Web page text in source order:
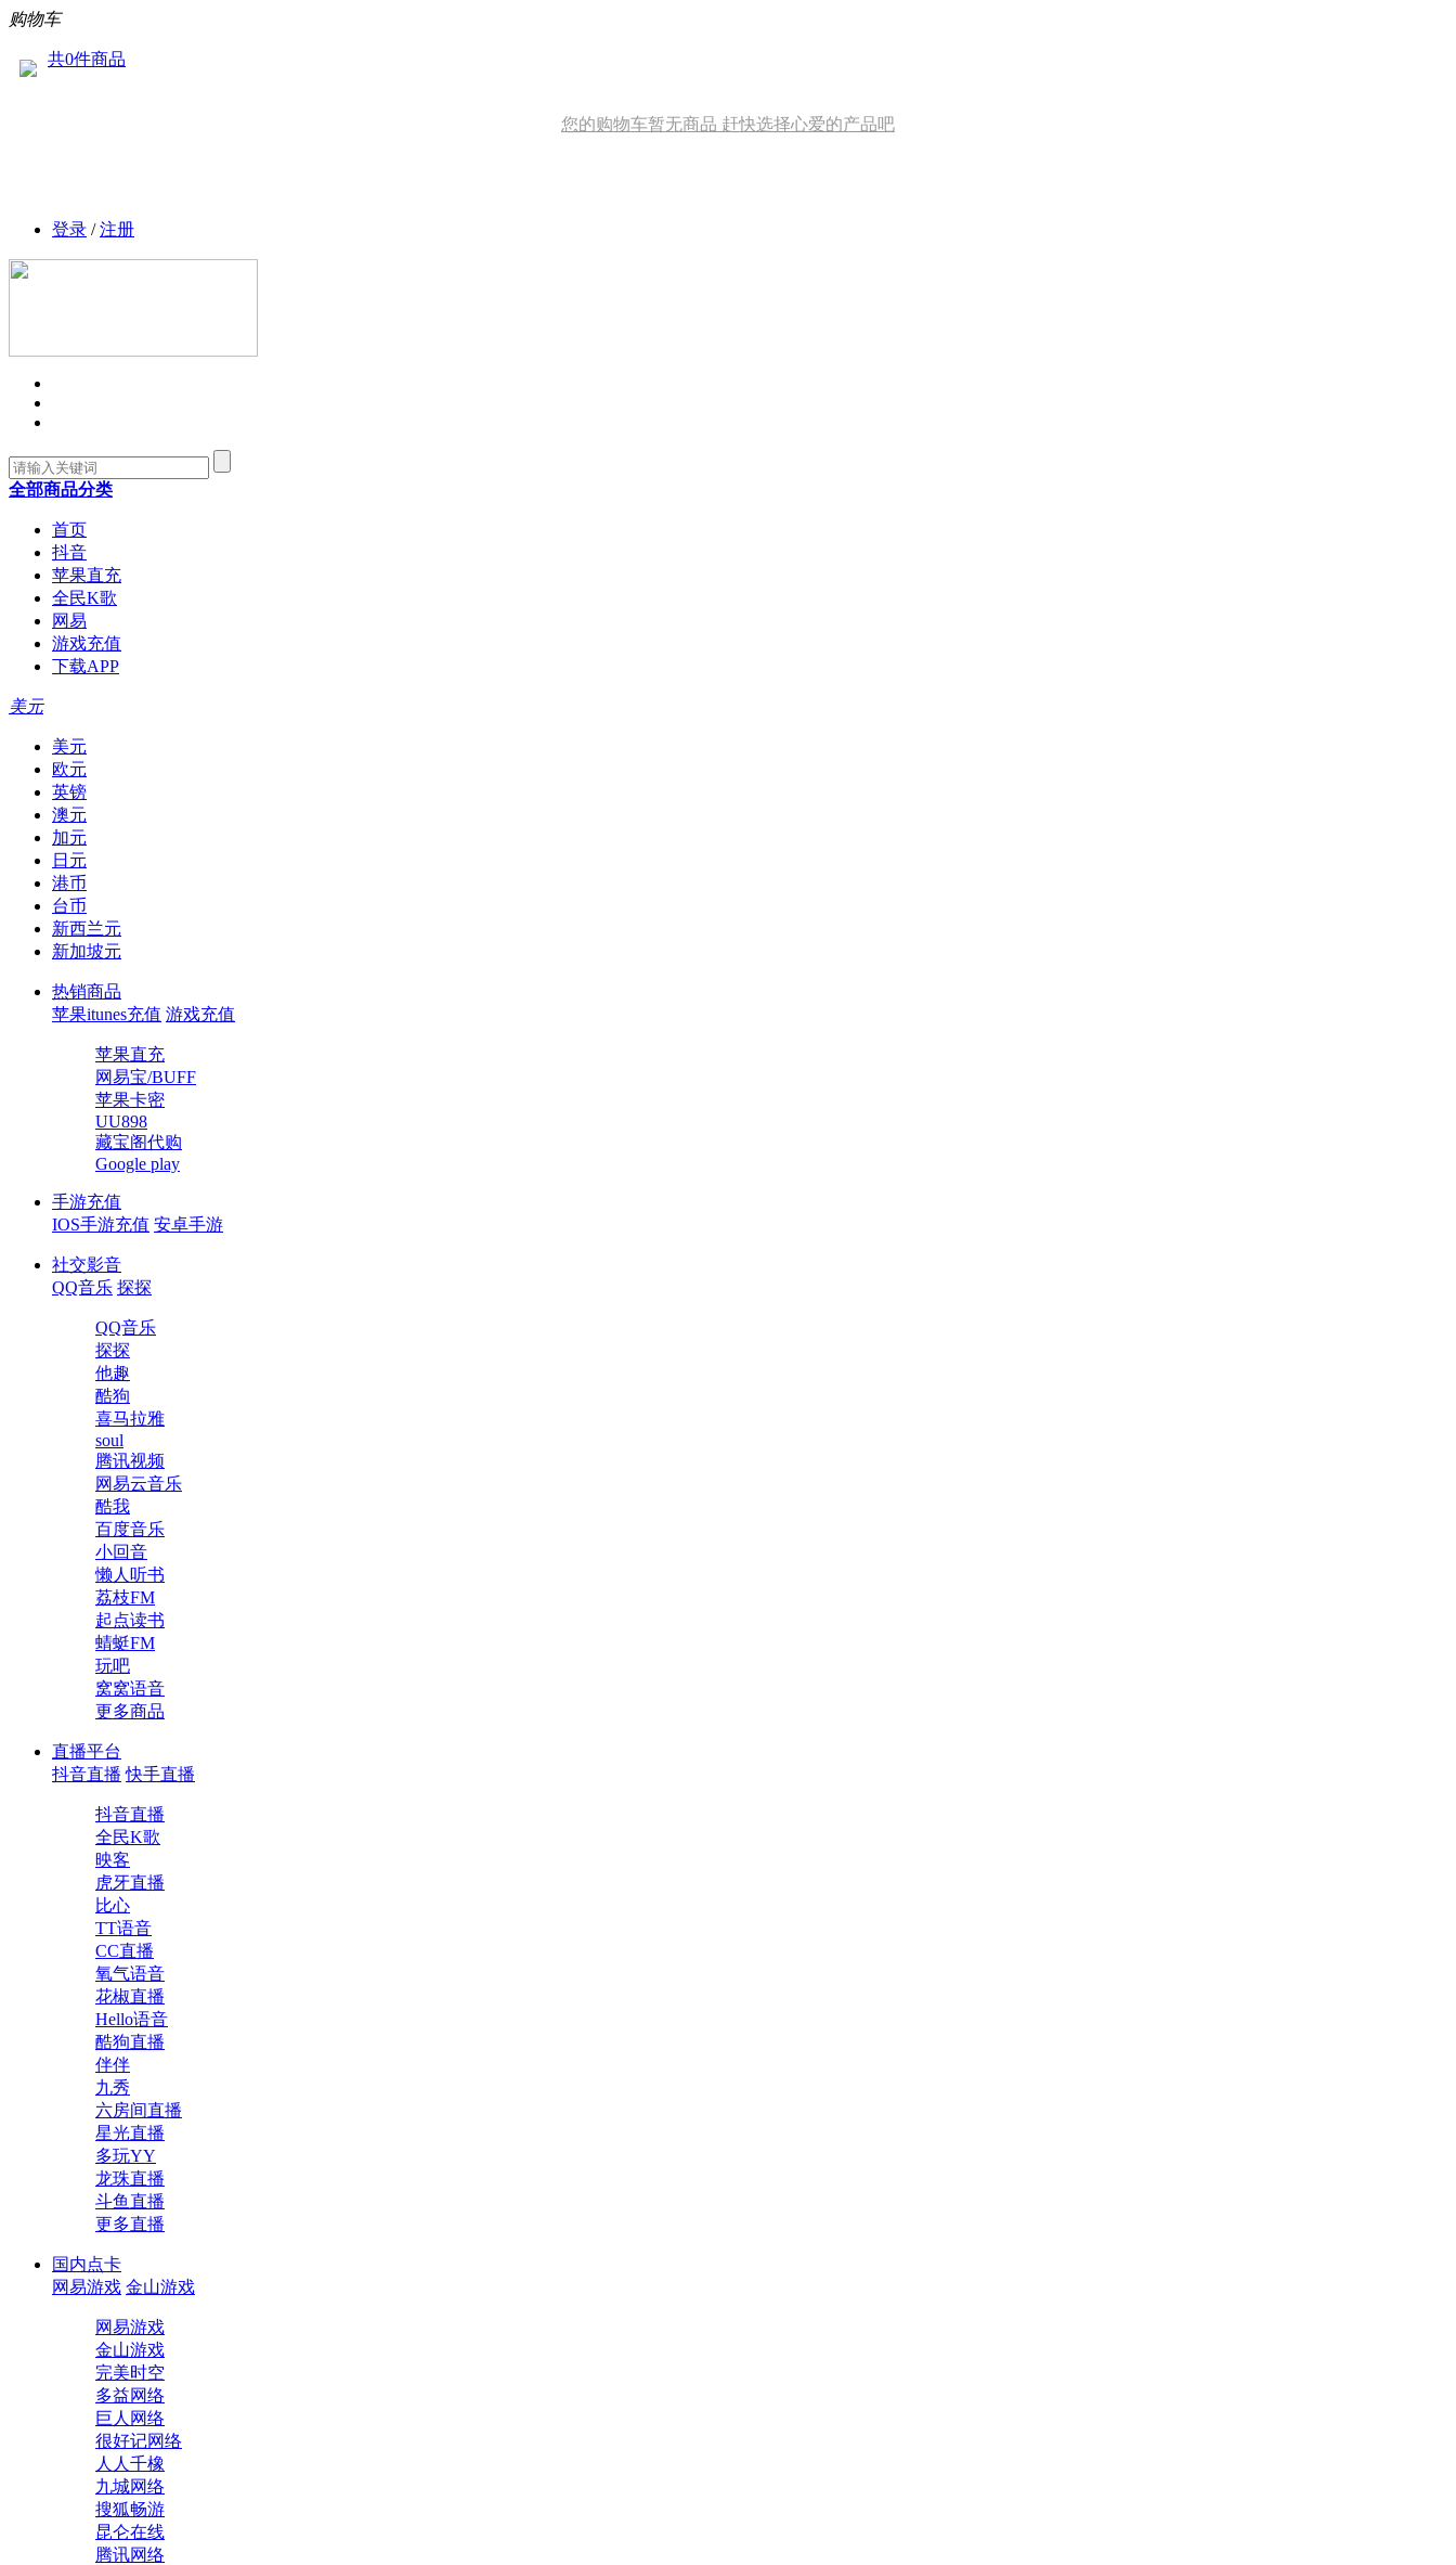
购物车
共0件商品
您的购物车暂无商品 赶快选择心爱的产品吧
登录 /注册
全部商品分类
首页
抖音
苹果直充
全民K歌
网易
游戏充值
下载APP
美元
美元
欧元
英镑
澳元
加元
日元
港币
台币
新西兰元
新加坡元
热销商品
苹果itunes充值 游戏充值
苹果直充
网易宝/BUFF
苹果卡密
UU898
藏宝阁代购
Google play
手游充值
IOS手游充值 安卓手游
社交影音
QQ音乐 探探
QQ音乐
探探
他趣
酷狗
喜马拉雅
soul
腾讯视频
网易云音乐
酷我
百度音乐
小回音
懒人听书
荔枝FM
起点读书
蜻蜓FM
玩吧
窝窝语音
更多商品
直播平台
抖音直播 快手直播
抖音直播
全民K歌
映客
虎牙直播
比心
TT语音
CC直播
氧气语音
花椒直播
Hello语音
酷狗直播
伴伴
九秀
六房间直播
星光直播
多玩YY
龙珠直播
斗鱼直播
更多直播
国内点卡
网易游戏 金山游戏
网易游戏
金山游戏
完美时空
多益网络
巨人网络
很好记网络
人人千橡
九城网络
搜狐畅游
昆仑在线
腾讯网络